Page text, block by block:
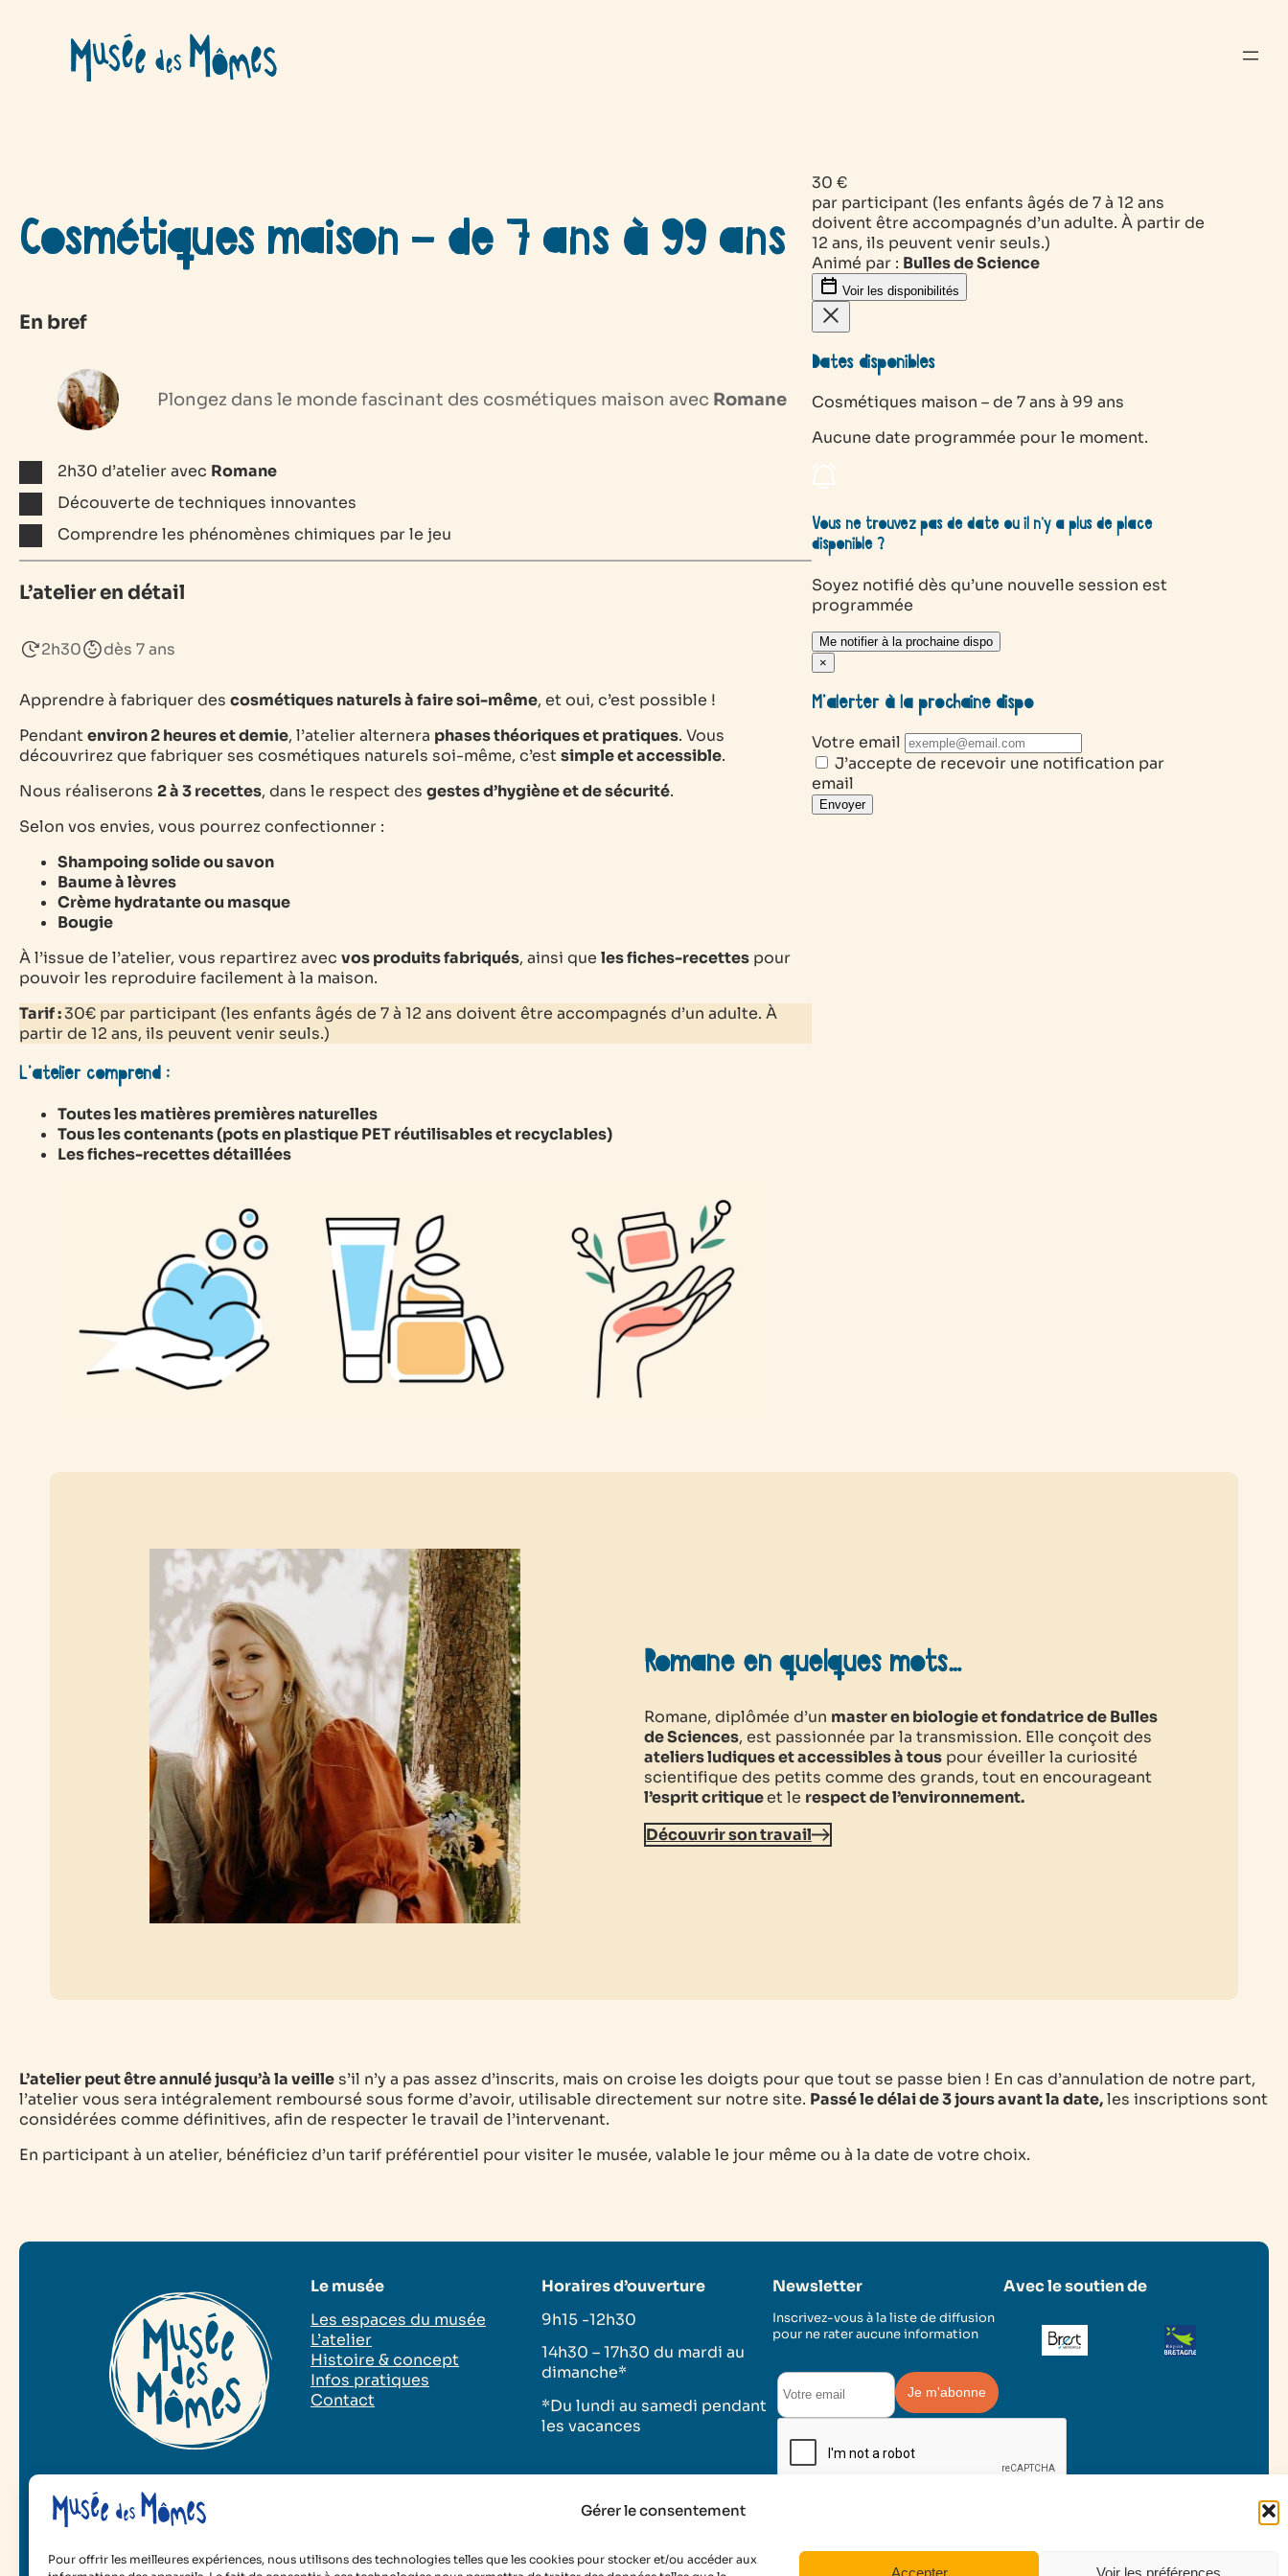
Gérer le consentement
Pour offrir les meilleures expériences, nous utilisons des technologies telles que les cookies pour stocker et/ou accéder aux
Accepter Voir les préférences
contenu
Cosmétiques maison – de 7 ans à 99 ans
En bref
Plongez dans le monde fascinant des cosmétiques maison avec Romane
2h30 d’atelier avec Romane
Découverte de techniques innovantes
Comprendre les phénomènes chimiques par le jeu
L’atelier en détail
2h30 dès 7 ans
Apprendre à fabriquer des cosmétiques naturels à faire soi-même, et oui, c’est possible !
Pendant environ 2 heures et demie, l’atelier alternera phases théoriques et pratiques. Vous
découvrirez que fabriquer ses cosmétiques naturels soi-même, c’est simple et accessible.
Nous réaliserons 2 à 3 recettes, dans le respect des gestes d’hygiène et de sécurité.
Selon vos envies, vous pourrez confectionner :
Shampoing solide ou savon
Baume à lèvres
Crème hydratante ou masque
Bougie
À l’issue de l’atelier, vous repartirez avec vos produits fabriqués, ainsi que les fiches-recettes pour
pouvoir les reproduire facilement à la maison.
Tarif :30€ par participant (les enfants âgés de 7 à 12 ans doivent être accompagnés d’un adulte. À
partir de 12 ans, ils peuvent venir seuls.)
L’atelier comprend :
Toutes les matières premières naturelles
Tous les contenants (pots en plastique PET réutilisables et recyclables)
Les fiches-recettes détaillées
30 €
par participant (les enfants âgés de 7 à 12 ans
doivent être accompagnés d’un adulte. À partir de
12 ans, ils peuvent venir seuls.)
Animé par : Bulles de Science
Voir les disponibilités
Dates disponibles
Cosmétiques maison – de 7 ans à 99 ans
Aucune date programmée pour le moment.
Vous ne trouvez pas de date ou il n’y a plus de place
disponible ?
Soyez notifié dès qu’une nouvelle session est
programmée
Me notifier à la prochaine dispo
×
M’alerter à la prochaine dispo
Votre email
J’accepte de recevoir une notification par
email
Envoyer
Romane en quelques mots…
Romane, diplômée d’un master en biologie et fondatrice de Bulles
de Sciences, est passionnée par la transmission. Elle conçoit des
ateliers ludiques et accessibles à tous pour éveiller la curiosité
scientifique des petits comme des grands, tout en encourageant
l’esprit critiqueet le respect de l’environnement.
Découvrir son travail
L’atelier peut être annulé jusqu’à la veille s’il n’y a pas assez d’inscrits, mais on croise les doigts pour que tout se passe bien ! En cas d’annulation de notre part,
l’atelier vous sera intégralement remboursé sous forme d’avoir, utilisable directement sur notre site. Passé le délai de 3 jours avant la date,les inscriptions sont
considérées comme définitives, afin de respecter le travail de l’intervenant.
En participant à un atelier, bénéficiez d’un tarif préférentiel pour visiter le musée, valable le jour même ou à la date de votre choix.
Le musée
Les espaces du musée
L’atelier
Histoire & concept
Infos pratiques
Contact
Horaires d’ouverture
9h15 -12h30
14h30 – 17h30 du mardi au
dimanche*
*Du lundi au samedi pendant
les vacances
Newsletter
Inscrivez-vous à la liste de diffusion
pour ne rater aucune information
Avec le soutien de
2025 Musée des MômesMentions légalesPolitique de cookiesConditions d’utilisation